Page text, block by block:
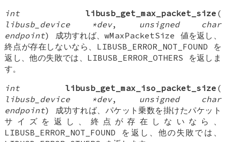
int
libusb_get_max_packet_size (
libusb_device *dev, unsigned char
endpoint) 成功すれば、wMaxPacketSize 値を返し、
終点が存在しないなら、LIBUSB_ERROR_NOT_FOUND を
返し、他の失敗では、LIBUSB_ERROR_OTHERS を返しま
す。
int
libusb_get_max_iso_packet_size (
libusb_device *dev, unsigned char
endpoint) 成功すれば、パケット乗数を掛けたパケット
サイズを返し、終点が存在しないなら、
LIBUSB_ERROR_NOT_FOUND を返し、他の失敗では、